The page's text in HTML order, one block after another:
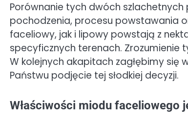
Porównanie tych dwóch
pochodzenia, procesu powstawania
faceliowy, jak i lipowy powstają z
specyficznych terenach. Zrozumienie
W kolejnych akapitach zagłębimy się
Państwu podjęcie tej słodkiej decyzji.
Właściwości miodu faceliowego